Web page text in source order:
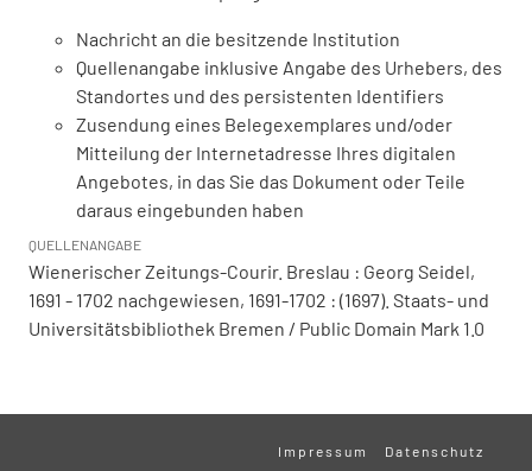
Nachricht an die besitzende Institution
Quellenangabe inklusive Angabe des Urhebers, des
Standortes und des persistenten Identifiers
Zusendung eines Belegexemplares und/oder
Mitteilung der Internetadresse Ihres digitalen
Angebotes, in das Sie das Dokument oder Teile
daraus eingebunden haben
QUELLENANGABE
Wienerischer Zeitungs-Courir. Breslau : Georg Seidel,
1691 - 1702 nachgewiesen, 1691-1702 : (1697). Staats- und
Universitätsbibliothek Bremen / Public Domain Mark 1.0
Impressum Datenschutz